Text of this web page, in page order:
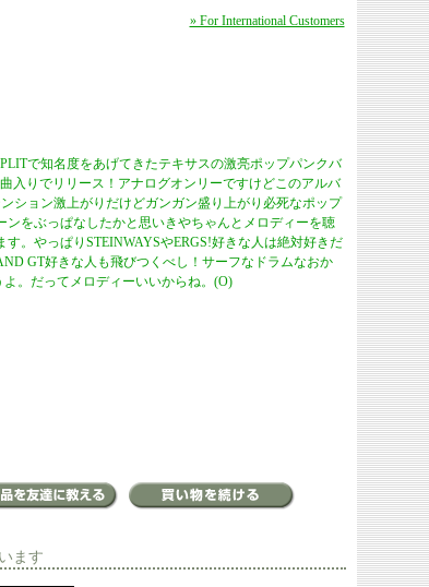
» For International Customers
で知名度をあげてきたテキサスの激亮ポップパンクバ
入りでリリース！アナログオンリーですけどこのアルバ
ション激上がりだけどガンガン盛り上がり必死なポップ
をぶっぱなしたかと思いきやちゃんとメロディーを聴
。やっぱりSTEINWAYSやERGS!好きな人は絶対好きだ
GT好きな人も飛びつくべし！サーフなドラムなおか
。だってメロディーいいからね。(O)
ます